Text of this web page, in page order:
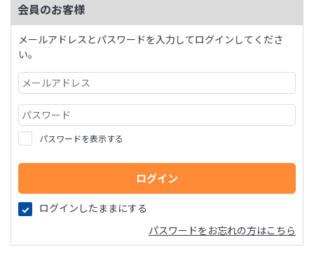
会員のお客様
メールアドレスとパスワードを入力してログインしてくださ
い。
パスワードを表示する
ログインしたままにする
パスワードをお忘れの方はこちら